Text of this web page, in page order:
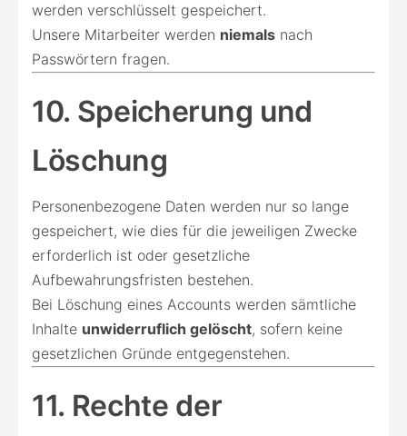
werden verschlüsselt gespeichert.
Unsere Mitarbeiter werden niemals nach
Passwörtern fragen.
10. Speicherung und
Löschung
Personenbezogene Daten werden nur so lange
gespeichert, wie dies für die jeweiligen Zwecke
erforderlich ist oder gesetzliche
Aufbewahrungsfristen bestehen.
Bei Löschung eines Accounts werden sämtliche
Inhalte unwiderruflich gelöscht, sofern keine
gesetzlichen Gründe entgegenstehen.
11. Rechte der